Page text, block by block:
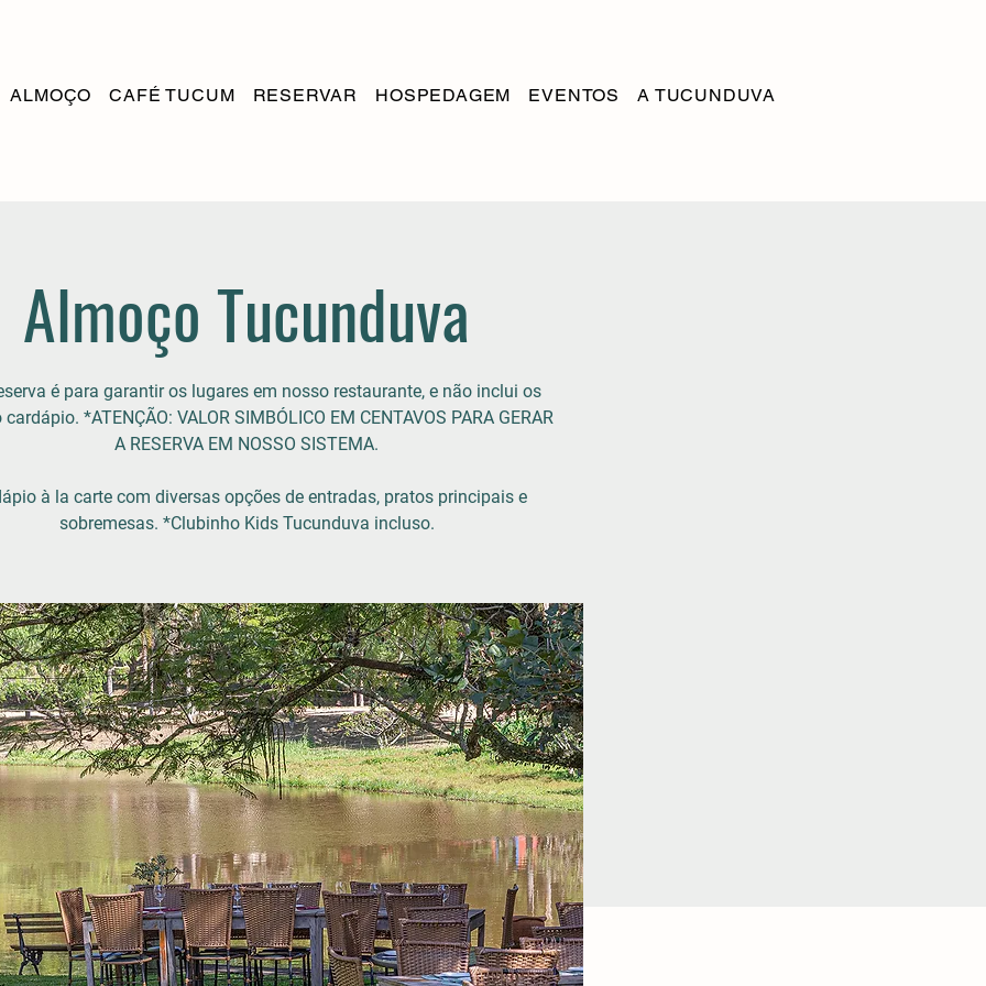
ALMOÇO CAFÉ TUCUM RESERVAR HOSPEDAGEM EVENTOS A TUCUNDUVA
Almoço Tucunduva
é para garantir os lugares em nosso restaurante, e não inclui os
*ATENÇÃO: VALOR SIMBÓLICO EM CENTAVOS PARA GERAR
A RESERVA EM NOSSO SISTEMA.
à la carte com diversas opções de entradas, pratos principais e
sobremesas. *Clubinho Kids Tucunduva incluso.